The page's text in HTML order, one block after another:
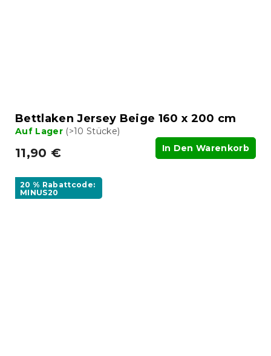
Bettlaken Jersey Beige 160 x 200 cm
Auf Lager (>10 Stücke)
11,90 € In Den Warenkorb
20 % Rabattcode:
MINUS20